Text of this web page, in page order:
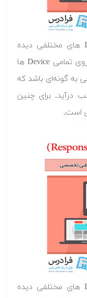
امروزه صفحات وب از روی Device های مختلفی دیده
می‌شوند. برای اینکه صفحه وب بر روی تمامی Device ها
به گونه‌ای باشد که
درآید. برای چنین
است.
امروزه صفحات وب از روی Device های مختلفی دیده